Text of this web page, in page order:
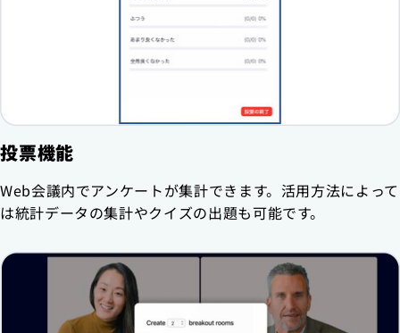
投票機能
Web会議内でアンケートが集計できます。活用方法によって
は統計データの集計やクイズの出題も可能です。